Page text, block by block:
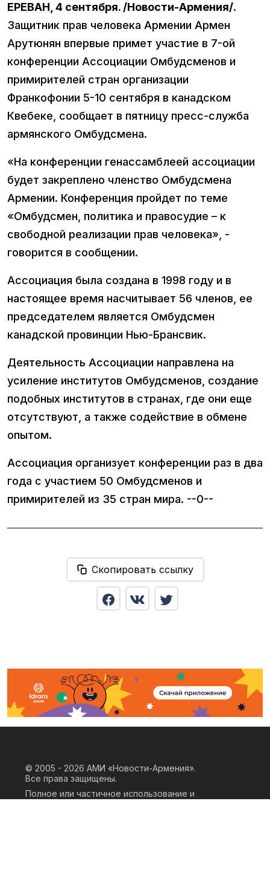
ЕРЕВАН, 4 сентября. /Новости-Армения/.
Защитник прав человека Армении Армен
Арутюнян впервые примет участие в 7-ой
конференции Ассоциации Омбудсменов и
примирителей стран организации
Франкофонии 5-10 сентября в канадском
Квебеке, сообщает в пятницу пресс-служба
армянского Омбудсмена.
«На конференции генассамблеей ассоциации
будет закреплено членство Омбудсмена
Армении. Конференция пройдет по теме
«Омбудсмен, политика и правосудие – к
свободной реализации прав человека», -
говорится в сообщении.
Ассоциация была создана в 1998 году и в
настоящее время насчитывает 56 членов, ее
председателем является Омбудсмен
канадской провинции Нью-Брансвик.
Деятельность Ассоциации направлена на
усиление институтов Омбудсменов, создание
подобных институтов в странах, где они еще
отсутствуют, а также содействие в обмене
опытом.
Ассоциация организует конференции раз в два
года с участием 50 Омбудсменов и
примирителей из 35 стран мира. --0--
Скопировать ссылку
© 2005 - 2026 АМИ «Новости-Армения».
Все права защищены.
Полное или частичное использование и